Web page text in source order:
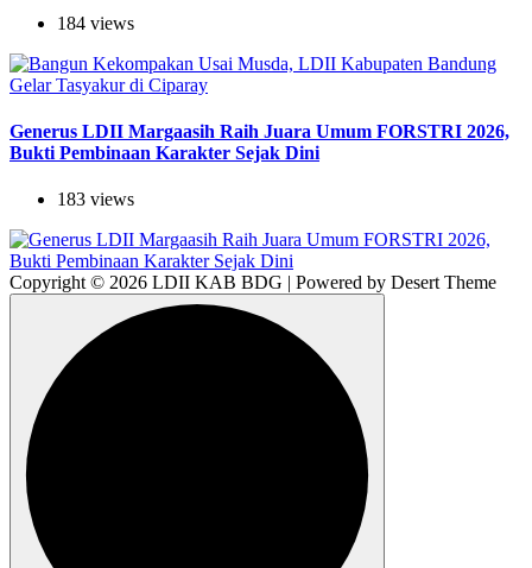
184 views
Generus LDII Margaasih Raih Juara Umum FORSTRI 2026,
Bukti Pembinaan Karakter Sejak Dini
183 views
Copyright © 2026 LDII KAB BDG | Powered by Desert Theme